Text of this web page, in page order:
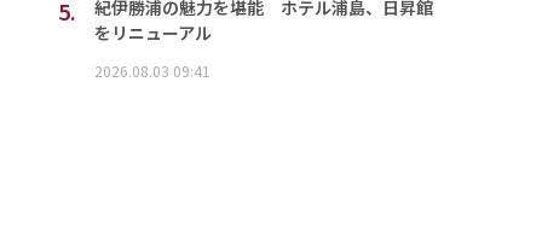
5.
紀伊勝浦の魅力を堪能 ホテル浦島、日昇館
をリニューアル
2026.08.03 09:41